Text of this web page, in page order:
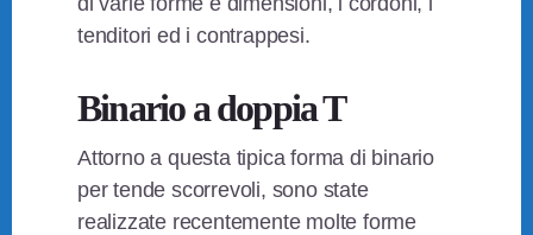
tenditori ed i contrappesi.
Binario a doppia T
Attorno a questa tipica forma di binario
per tende scorrevoli, sono state
realizzate recentemente molte forme